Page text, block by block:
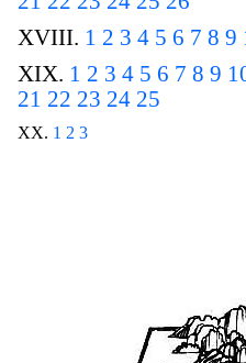
XVIII. 1 2 3 4 5 6 7 8 9
XIX. 1 2 3 4 5 6 7 8 9
21 22 23 24 25
XX. 1 2 3